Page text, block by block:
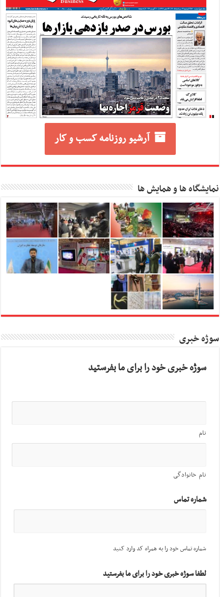
آرشیو روزنامه کسب و کار
نمایشگاه ها و همایش ها
سوژه خبری
سوژه خبری خود را برای ما بفرستید
نام
نام خانوادگی
شماره تماس
شماره تماس خود را به همراه کد وارد کنید
لطفا سوژه خبری خود را برای ما بفرستید